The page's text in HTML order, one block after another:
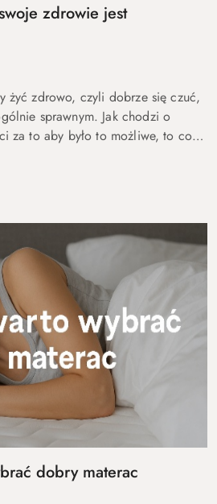
zdrowie jest
żyć zdrowo, czyli dobrze się czuć,
sprawnym. Jak chodzi o
za to aby było to możliwe, to co
dobry materac